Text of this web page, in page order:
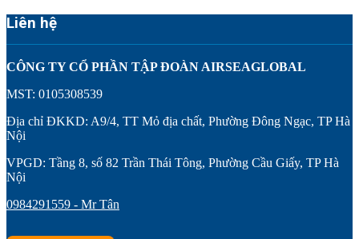
Liên hệ
CÔNG TY CỔ PHẦN TẬP ĐOÀN AIRSEAGLOBAL
MST: 0105308539
Địa chỉ ĐKKD: A9/4, TT Mỏ địa chất, Phường Đông Ngạc, TP Hà
Nội
VPGD: Tầng 8, số 82 Trần Thái Tông, Phường Cầu Giấy, TP Hà
Nội
0984291559 - Mr Tân